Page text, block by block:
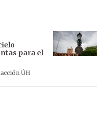
para el
ÚH